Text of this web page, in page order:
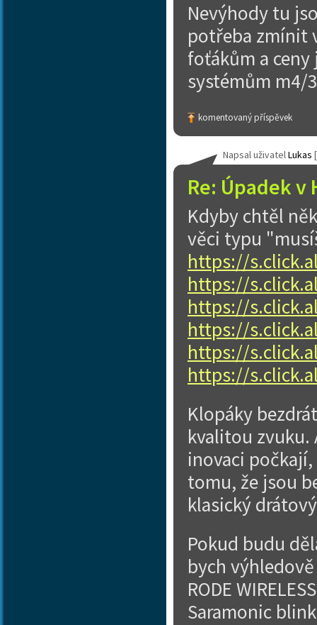
Nevýhody tu
potřeba zmínit
foťákům a
systémům m4/3
komentovaný příspěvek
Re: Úpadek
Napsal uživatelLukas [
Kdyby chtěl
věci typu
https://
https://
https://
https://
https://
https://
Klopáky
kvalitou zvuku.
inovaci
tomu, že jsou
klasický
Pokud budu
bych
RODE
Saramonic